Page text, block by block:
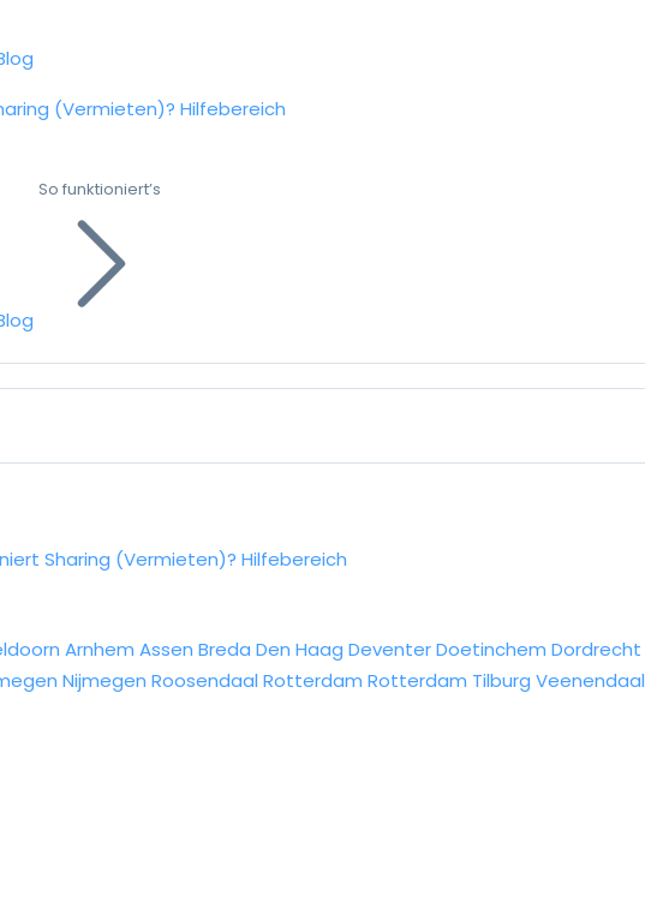
(Vermieten)? Hilfebereich
So funktioniert’s
Sharing (Vermieten)? Hilfebereich
Arnhem Assen Breda Den Haag DeventerDoetinchem Dordrecht
Nijmegen Roosendaal Rotterdam Rotterdam Tilburg Veenendaal